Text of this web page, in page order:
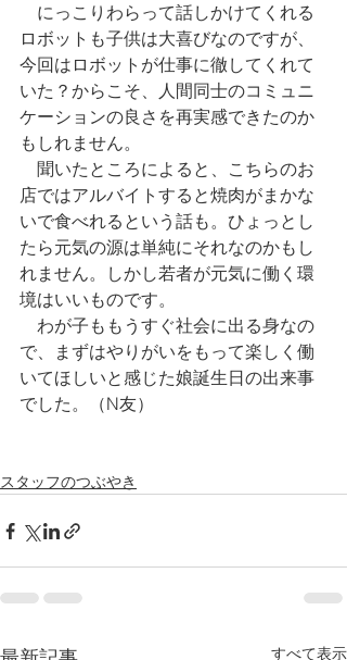
にっこりわらって話しかけてくれる
ロボットも子供は大喜びなのですが、
今回はロボットが仕事に徹してくれて
いた？からこそ、人間同士のコミュニ
ケーションの良さを再実感できたのか
もしれません。
聞いたところによると、こちらのお
店ではアルバイトすると焼肉がまかな
いで食べれるという話も。ひょっとし
たら元気の源は単純にそれなのかもし
れません。しかし若者が元気に働く環
境はいいものです。
わが子ももうすぐ社会に出る身なの
で、まずはやりがいをもって楽しく働
いてほしいと感じた娘誕生日の出来事
でした。（N友）
スタッフのつぶやき
すべて表示